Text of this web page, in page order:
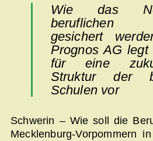
Wie das
beruflichen
gesichert
Prognos AG legt
für eine
Struktur der
Schulen vor
Schwerin – Wie soll die
Mecklenburg-Vorpommern